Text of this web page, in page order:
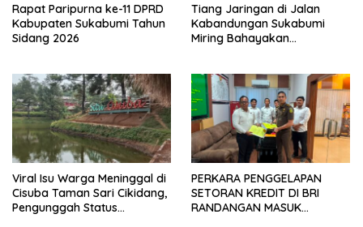
Rapat Paripurna ke-11 DPRD
Kabupaten Sukabumi Tahun
Sidang 2026
Tiang Jaringan di Jalan
Kabandungan Sukabumi
Miring Bahayakan
Viral Isu Warga Meninggal di
Cisuba Taman Sari Cikidang,
Pengunggah Status
PERKARA PENGGELAPAN
SETORAN KREDIT DI BRI
RANDANGAN MASUK